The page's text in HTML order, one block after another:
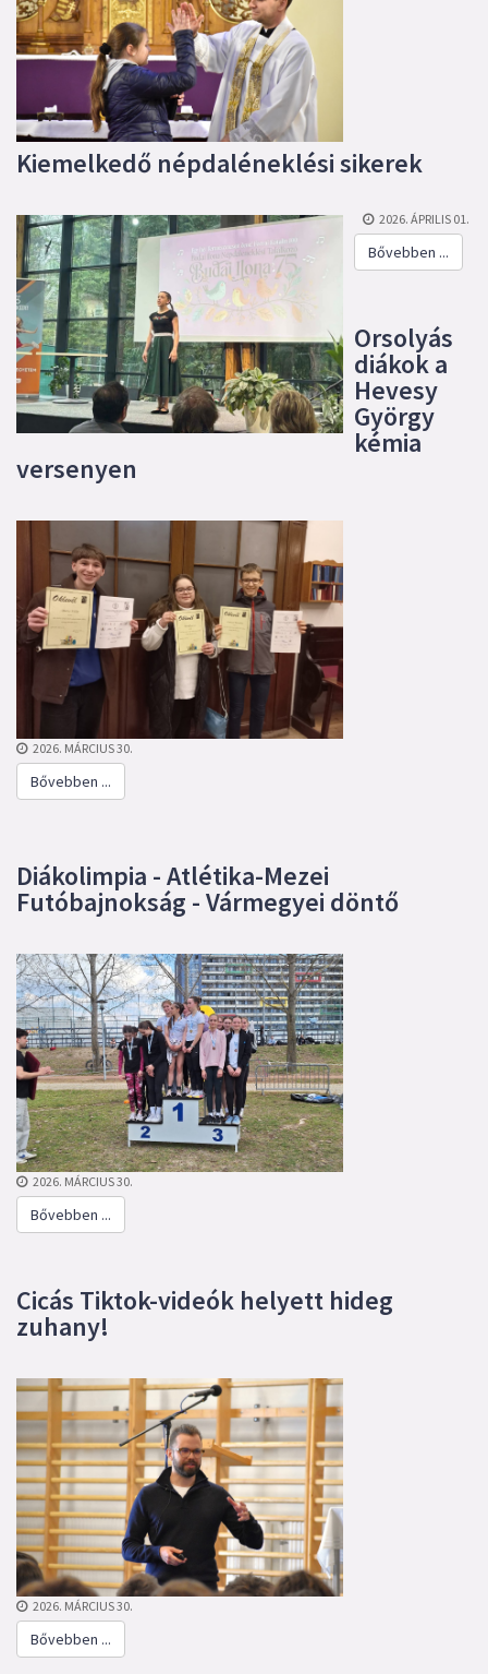
Kiemelkedő népdaléneklési sikerek
2026. ÁPRILIS 01.
Bővebben ...
Orsolyás
diákok a
Hevesy
György
kémia
versenyen
2026. MÁRCIUS 30.
Bővebben ...
Diákolimpia - Atlétika-Mezei
Futóbajnokság - Vármegyei döntő
2026. MÁRCIUS 30.
Bővebben ...
Cicás Tiktok-videók helyett hideg
zuhany!
2026. MÁRCIUS 30.
Bővebben ...